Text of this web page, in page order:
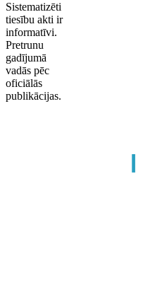
Sistematizēti
tiesību akti ir
informatīvi.
Pretrunu
gadījumā
vadās pēc
oficiālās
publikācijas.